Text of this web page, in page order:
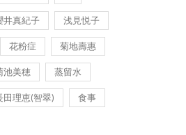
井真紀子 浅見悦子
花粉症 菊地壽惠
池美穂 蒸留水
田理恵(智翠) 食事